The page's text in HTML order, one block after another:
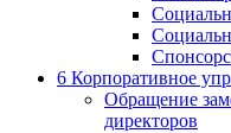
6 Корпоративное
Обращение
директоров